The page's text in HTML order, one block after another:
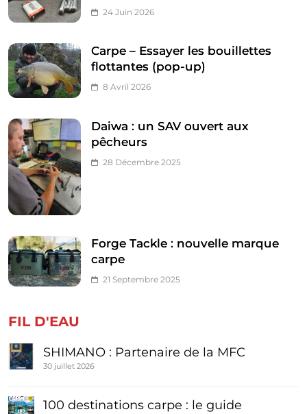
24 Juin 2026
Carpe – Essayer les bouillettes
flottantes (pop-up)
8 Avril 2026
Daiwa : un SAV ouvert aux
pêcheurs
28 Décembre 2025
Forge Tackle : nouvelle marque
carpe
21 Septembre 2025
FIL D'EAU
SHIMANO : Partenaire de la MFC
30 juillet 2026
100 destinations carpe : le guide